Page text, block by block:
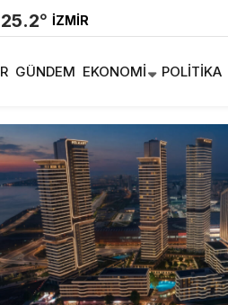
25.2° İZMIR
GÜNDEM EKONOMI POLITIKA